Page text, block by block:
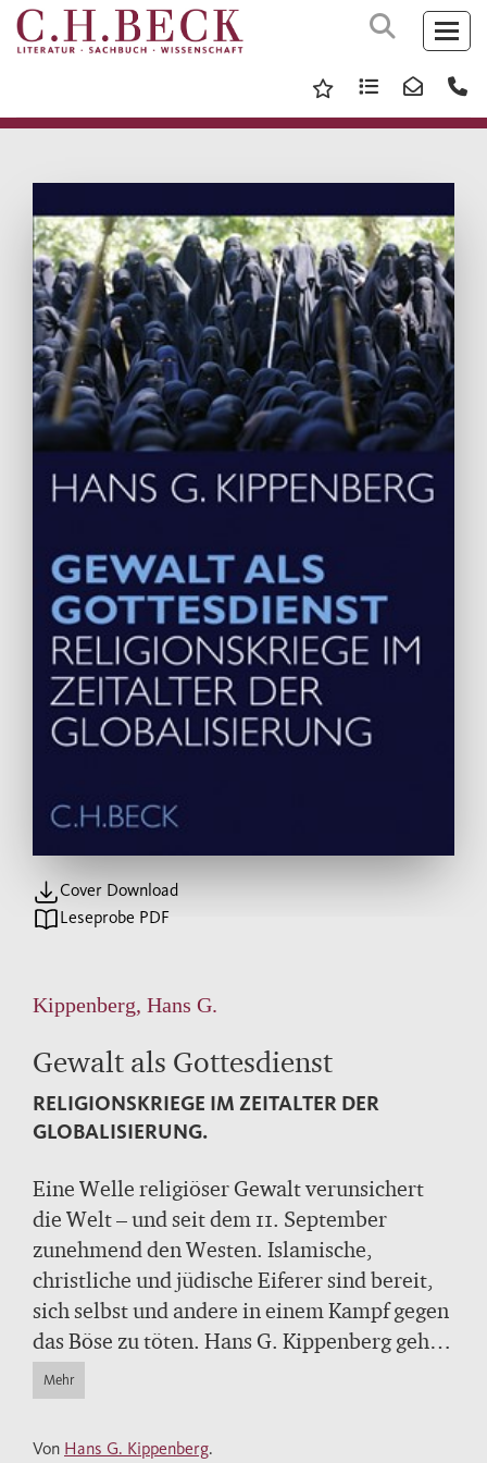
Cover Download
Leseprobe PDF
Kippenberg, Hans G.
Gewalt als Gottesdienst
RELIGIONSKRIEGE IM ZEITALTER DER
GLOBALISIERUNG.
Eine Welle religiöser Gewalt verunsichert
die Welt – und seit dem 11. September
zunehmend den Westen. Islamische,
christliche und jüdische Eiferer sind bereit,
sich selbst und andere in einem Kampf gegen
das Böse zu töten. Hans G. Kippenberg geht
den spektakulären Gewalttaten der letzten
Jahrzehnte nach und macht deutlich, daß die
Mehr
Von Hans G. Kippenberg.